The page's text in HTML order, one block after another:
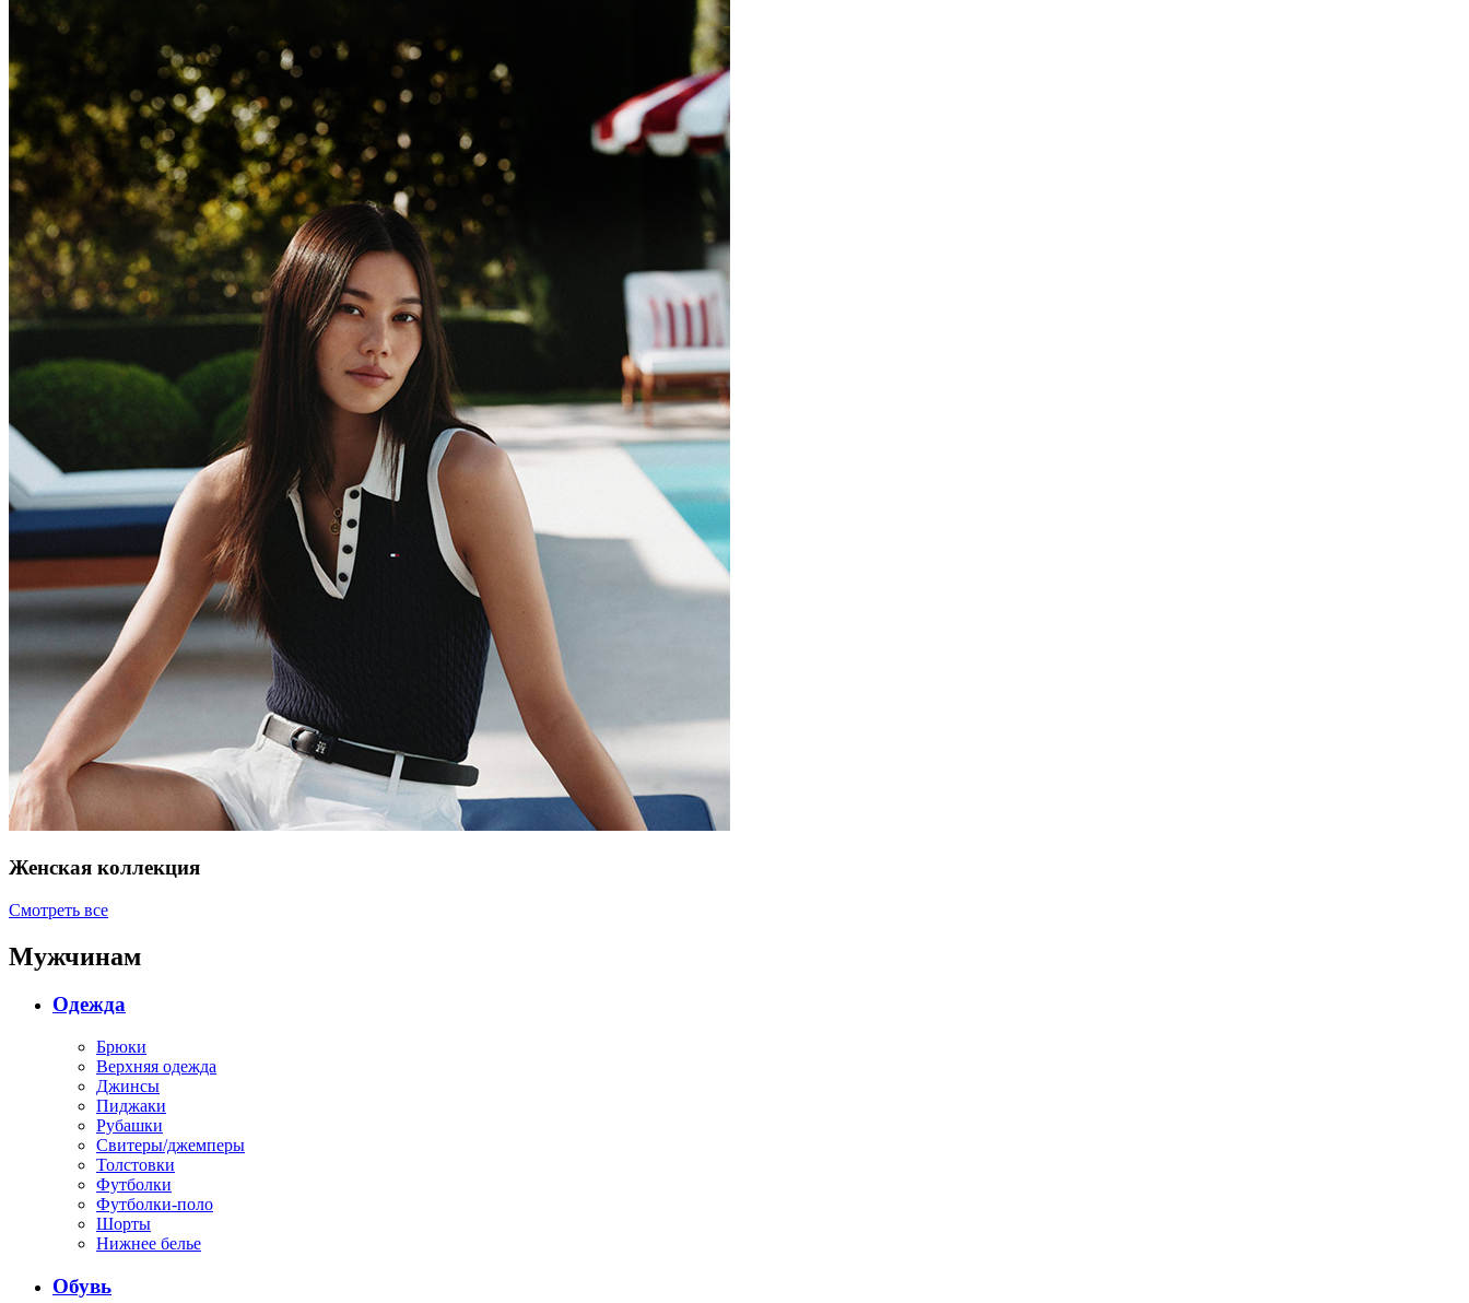
Женская коллекция
Смотреть все
Мужчинам
Одежда
Брюки
Верхняя одежда
Джинсы
Пиджаки
Рубашки
Свитеры/джемперы
Толстовки
Футболки
Футболки-поло
Шорты
Нижнее белье
Обувь